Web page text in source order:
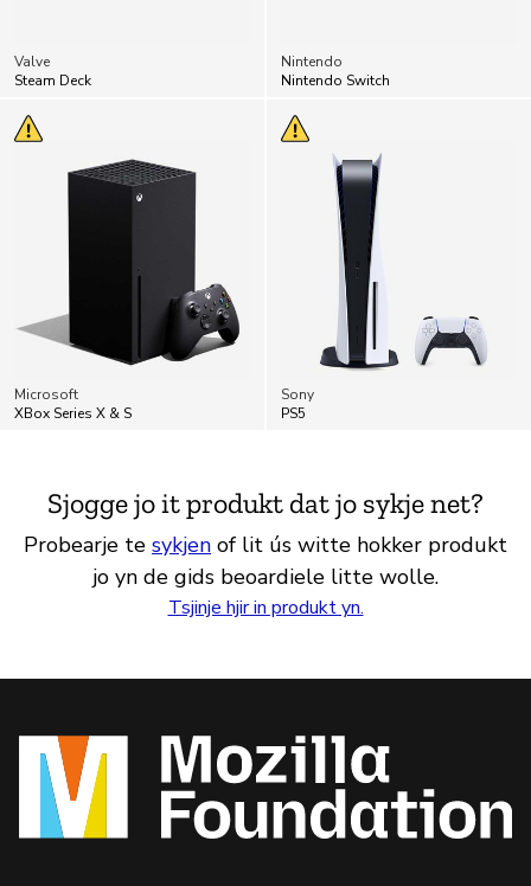
Valve
Steam Deck
Nintendo
Nintendo Switch
Microsoft
XBox Series X & S
Sony
PS5
Sjogge jo it produkt dat jo sykje net?
Probearje te sykjen of lit ús witte hokker produkt
jo yn de gids beoardiele litte wolle.
Tsjinje hjir in produkt yn.